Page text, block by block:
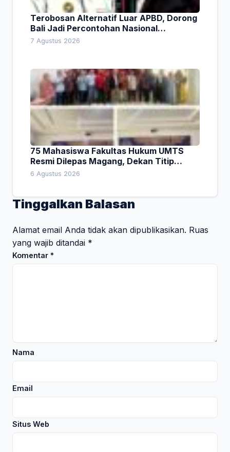
Terobosan Alternatif Luar APBD, Dorong
Bali Jadi Percontohan Nasional
Pembiayaan Daerah
7 Agustus 2026
75 Mahasiswa Fakultas Hukum UMTS
Resmi Dilepas Magang, Dekan Titip
Empat Pesan Penting
6 Agustus 2026
Tinggalkan Balasan
Alamat email Anda tidak akan dipublikasikan. Ruas
yang wajib ditandai *
Komentar *
Nama
Email
Situs Web